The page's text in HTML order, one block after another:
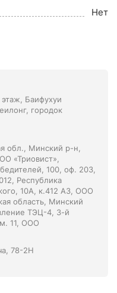
Нет
Баифухуи
городок
обл., Минский р-н,
«Триовист»,
100, оф. 203,
Республика
10А, к.412 АЗ, ООО
область, Минский
ТЭЦ-4, 3-й
11, ООО
78-2Н